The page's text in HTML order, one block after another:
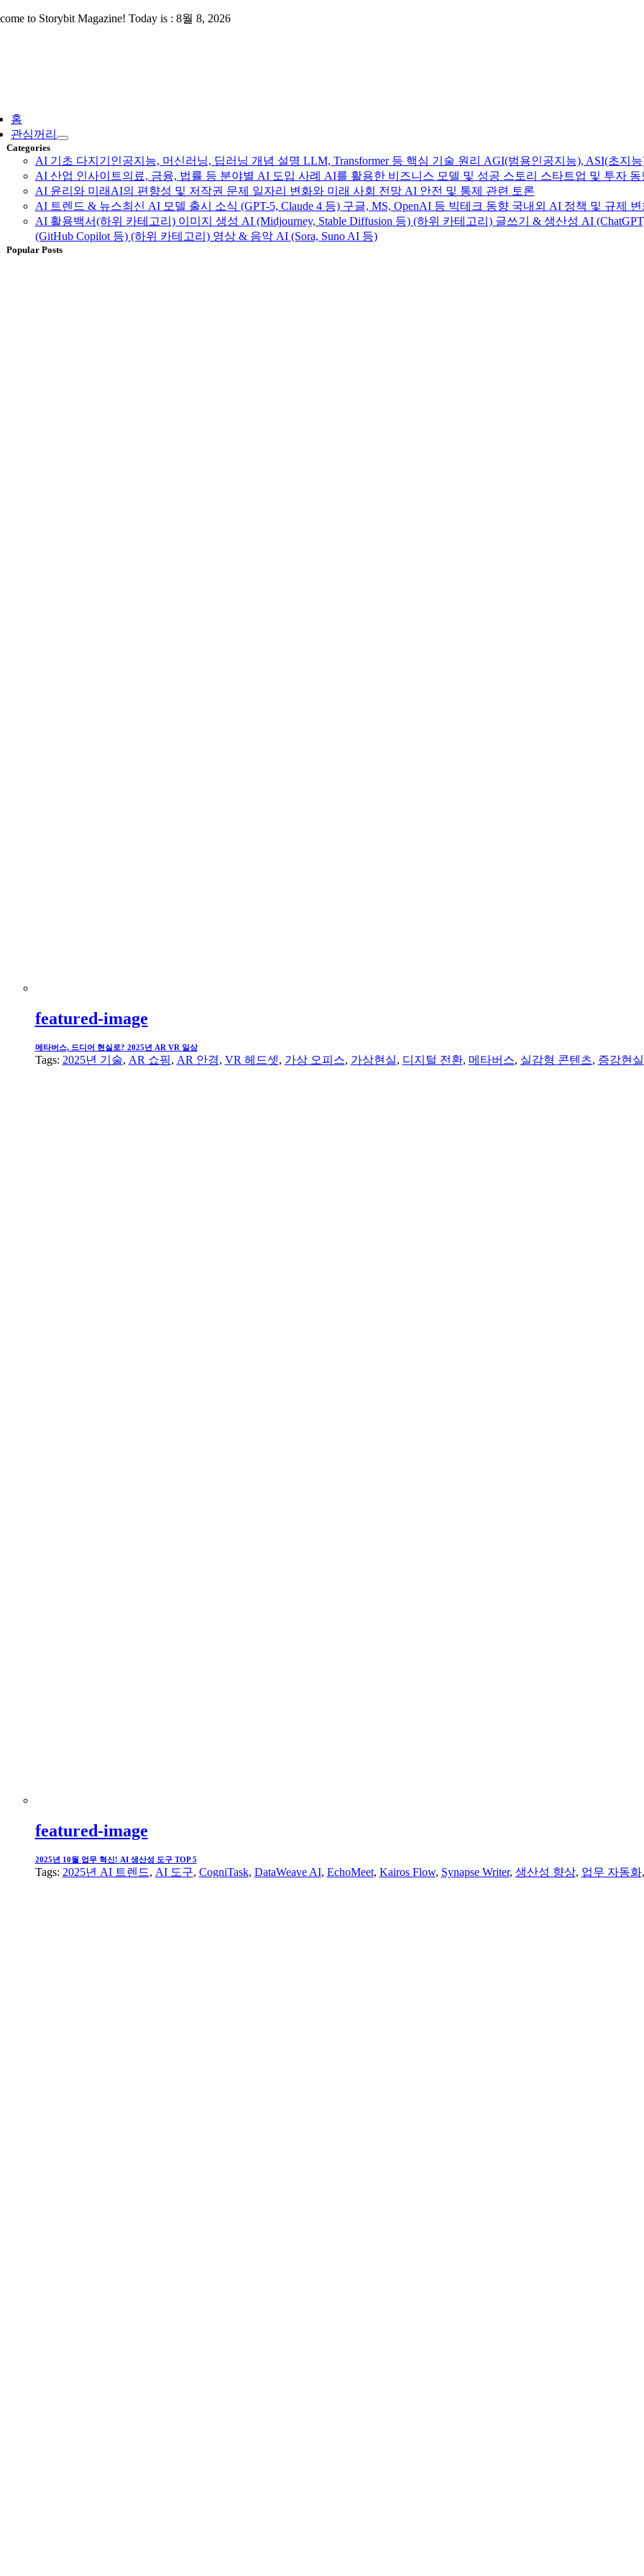
Skip to Storybit Magazine! Today is : 8월 8, 2026
홈
관심꺼리
Categories
AI 기초 다지기 인공지능, 머신러닝, 딥러닝 개념 설명 LLM, Transformer 등 핵심 기술 원리 AGI(범용인공지능), ASI(초지
AI 산업 인사이트의료, 금융, 법률 등 분야별 AI 도입 사례 AI를 활용한 비즈니스 모델 및 성공 스토리 스타트업 및 투자 동
AI 윤리와 미래 AI의 편향성 및 저작권 문제 일자리 변화와 미래 사회 전망 AI 안전 및 통제 관련 토론
AI 트렌드 & 뉴스최신 AI 모델 출시 소식 (GPT-5, Claude 4 등) 구글, MS, OpenAI 등 빅테크 동향 국내외 AI 정책 및 규제 변
AI 활용백서(하위 카테고리) 이미지 생성 AI (Midjourney, Stable Diffusion 등) (하위 카테고리) 글쓰기 & 생산성 AI
(GitHub Copilot 등) (하위 카테고리) 영상 & 음악 AI (Sora, Suno AI 등)
Popular Posts
featured-image
메타버스, 드디어 현실로? 2025년 AR VR 일상
Tags: 2025년 기술, AR 쇼핑, AR 안경, VR 헤드셋, 가상 오피스, 가상현실, 디지털 전환, 메타버스, 실감형 콘텐츠, 증강현실
featured-image
2025년 10월 업무 혁신! AI 생산성 도구 TOP 5
Tags: 2025년 AI 트렌드, AI 도구, CogniTask, DataWeave AI, EchoMeet, Kairos Flow, Synapse Writer, 생산성 향상, 업무 자동화,